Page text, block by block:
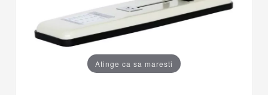
Atinge ca sa maresti